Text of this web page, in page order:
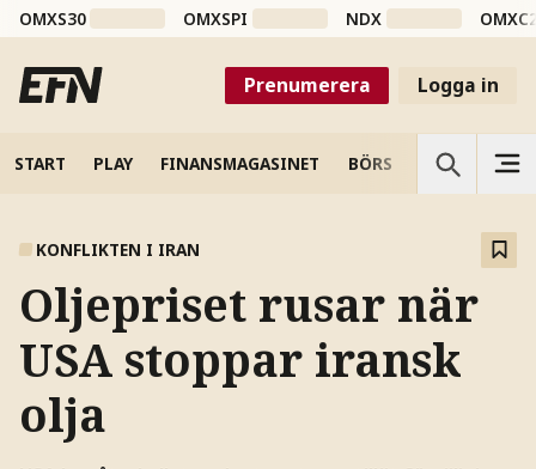
OMXS30 OMXSPI NDX
Prenumerera Logga in
START PLAY FINANSMAGASINET BÖRS VETENSKAP
KONFLIKTEN I IRAN
Oljepriset rusar när
USA stoppar iransk
olja